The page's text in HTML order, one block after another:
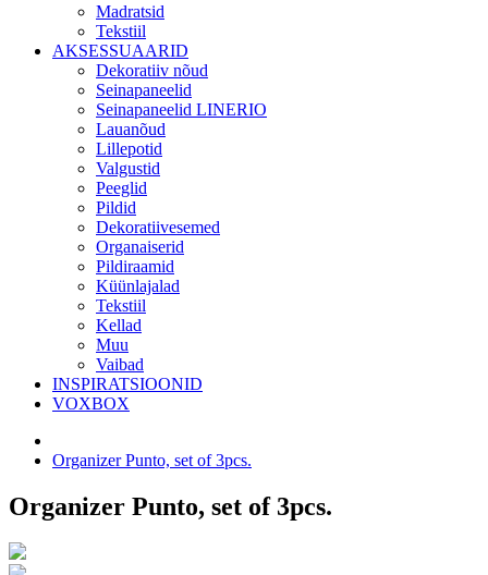
Madratsid
Tekstiil
AKSESSUAARID
Dekoratiiv nõud
Seinapaneelid
Seinapaneelid LINERIO
Lauanõud
Lillepotid
Valgustid
Peeglid
Pildid
Dekoratiivesemed
Organaiserid
Pildiraamid
Küünlajalad
Tekstiil
Kellad
Muu
Vaibad
INSPIRATSIOONID
VOXBOX
Organizer Punto, set of 3pcs.
Organizer Punto, set of 3pcs.